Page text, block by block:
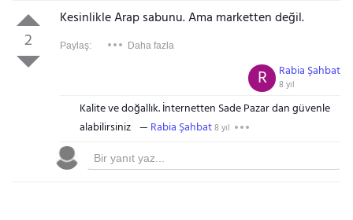
2
Kesinlikle Arap sabunu. Ama marketten değil.
Paylaş: Daha fazla
Rabia Şahbat
8 yıl
R
Kalite ve doğallık. İnternetten Sade Pazar dan güvenle
alabilirsiniz
Rabia Şahbat8 yıl